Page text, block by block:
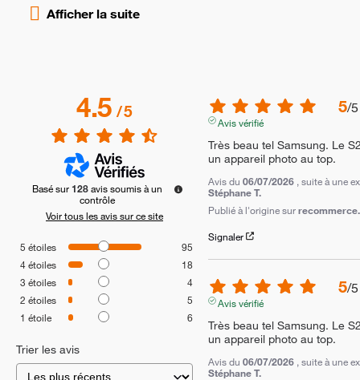
4.5/5
Basé sur 128avis soumis à un
contrôle
Voir tous les avis sur ce site
5 étoiles
95
4étoiles
18
3 étoiles
4
2 étoiles
5
1 étoile 6
Trier les avis
5/5
Avis vérifié
Très beau tel Samsung. Le
un appareil photo au top.
Avis du 06/07/2026 , suite à une
Stéphane T.
Publié à l'origine sur
Signaler
5/5
Avis vérifié
Très beau tel Samsung. Le
un appareil photo au top.
Avis du 06/07/2026 , suite à une
Stéphane T.